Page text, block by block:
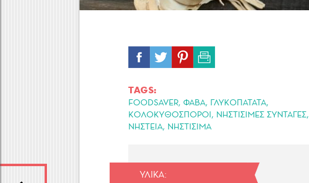
TAGS:
FOODSAVER, ΦΑΒΑ, ΓΛΥΚΟΠΑΤΑΤΑ,
ΚΟΛΟΚΥΘΟΣΠΟΡΟΙ, ΝΗΣΤΙΣΙΜΕΣ ΣΥΝΤΑΓΕΣ,
ΝΗΣΤΕΙΑ, ΝΗΣΤΙΣΙΜΑ
ΥΛΙΚΆ: